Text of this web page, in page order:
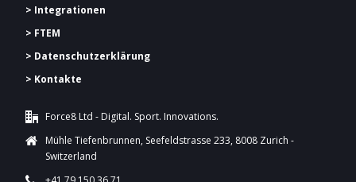
> Integrationen
> FTEM
> Datenschutzerklärung
> Kontakte
Force8 Ltd - Digital. Sport. Innovations.
Mühle Tiefenbrunnen, Seefeldstrasse 233, 8008 Zurich -
Switzerland